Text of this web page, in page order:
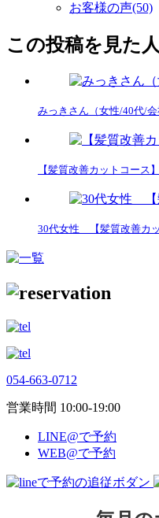
お客様の声(50)
この投稿を見た
みっきさん（女性/40代/
【髪質改善カットコー
30代女性 【髪質改善カ
054-663-0712
営業時間 10:00-19:00
LINE@で予約
WEB@で予約